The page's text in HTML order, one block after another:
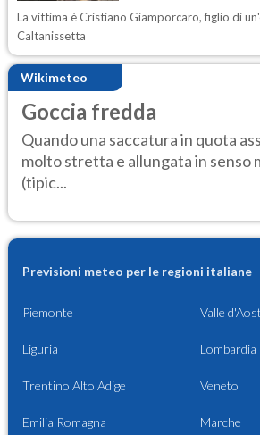
La vittima è Cristiano Giamporcaro, figlio di
Caltanissetta
Wikimeteo
Goccia fredda
Quando una saccatura in quota
molto stretta e allungata in senso
(tipic...
Previsioni meteo per le regioni italiane
Piemonte Valle
Liguria Lombardia
Trentino Alto Adige Veneto
Emilia Romagna Marche